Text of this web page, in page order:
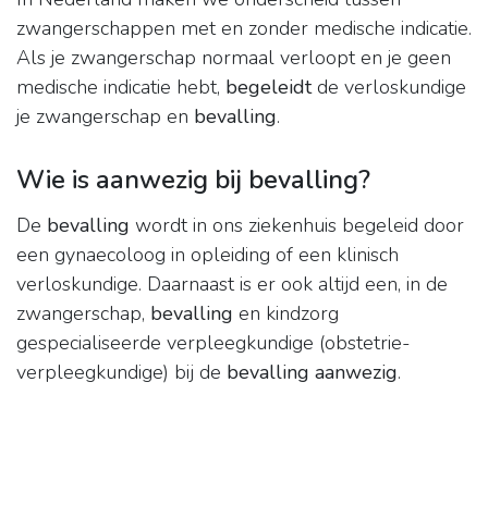
zwangerschappen met en zonder medische indicatie.
Als je zwangerschap normaal verloopt en je geen
medische indicatie hebt, begeleidtde verloskundige
je zwangerschap en bevalling.
Wie is aanwezig bij bevalling?
De bevalling wordt in ons ziekenhuis begeleid door
een gynaecoloog in opleiding of een klinisch
verloskundige. Daarnaast is er ook altijd een, in de
zwangerschap, bevalling en kindzorg
gespecialiseerde verpleegkundige (obstetrie-
verpleegkundige) bij de bevalling aanwezig.